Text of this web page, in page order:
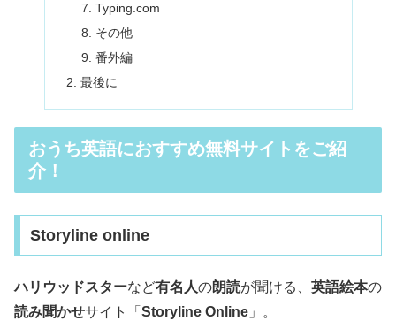
Typing.com
その他
番外編
最後に
おうち英語におすすめ無料サイトをご紹
介！
Storyline online
ハリウッドスターなど有名人の朗読が聞ける、 英語絵本の
読み聞かせサイト「 Storyline Online 」。